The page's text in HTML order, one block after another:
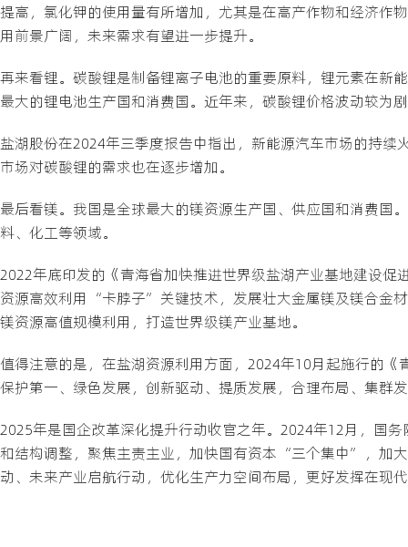
提高，氯化钾的使用量有所增加，尤其是在高产作物和经济作
用前景广阔，未来需求有望进一步提升。
再来看锂。碳酸锂是制备锂离子电池的重要原料，锂元素在
最大的锂电池生产国和消费国。近年来，碳酸锂价格波动较为
盐湖股份在2024年三季度报告中指出，新能源汽车市场的持
市场对碳酸锂的需求也在逐步增加。
最后看镁。我国是全球最大的镁资源生产国、供应国和消费国
料、化工等领域。
2022年底印发的《青海省加快推进世界级盐湖产业基地建设
资源高效利用“卡脖子”关键技术，发展壮大金属镁及镁合金
镁资源高值规模利用，打造世界级镁产业基地。
值得注意的是，在盐湖资源利用方面，2024年10月起施行的
保护第一、绿色发展，创新驱动、提质发展，合理布局、集群
2025年是国企改革深化提升行动收官之年。2024年12月，国
和结构调整，聚焦主责主业，加快国有资本“三个集中”，加
动、未来产业启航行动，优化生产力空间布局，更好发挥在现